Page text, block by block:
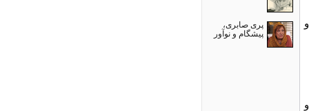
پری صابری،
پیشگام و نوآور